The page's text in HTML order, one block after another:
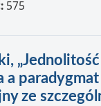
575
„Jednolitość
a paradygmat
ze